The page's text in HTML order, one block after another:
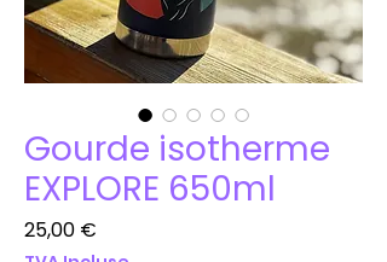
Gourde isotherme
EXPLORE 650ml
25,00 €